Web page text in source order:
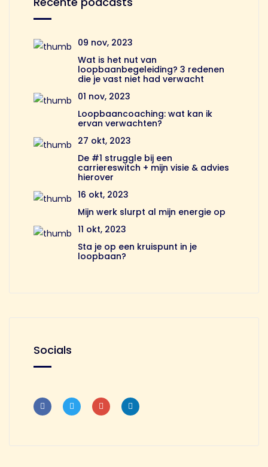
09 nov, 2023
Wat is het nut van
loopbaanbegeleiding? 3 redenen
die je vast niet had verwacht
01 nov, 2023
Loopbaancoaching: wat kan ik
ervan verwachten?
27 okt, 2023
De #1 struggle bij een
carriereswitch + mijn visie & advies
hierover
16 okt, 2023
Mijn werk slurpt al mijn energie op
11 okt, 2023
Sta je op een kruispunt in je
loopbaan?
Socials